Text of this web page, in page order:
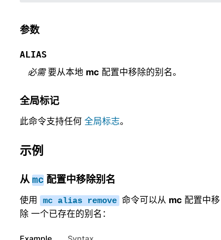
参数
ALIAS
必需要从本地 mc 配置中移除的别名。
全局标记
此命令支持任何 全局标志。
示例
从 mc 配置中移除别名
使用 mc alias remove 命令可以从 mc 配置中移
除 一个已存在的别名：